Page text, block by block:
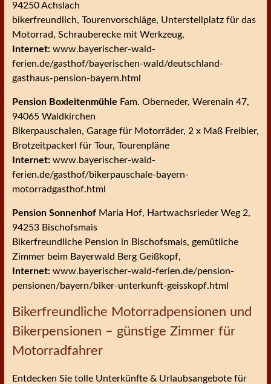
94250 Achslach
bikerfreundlich, Tourenvorschläge, Unterstellplatz für das
Motorrad, Schrauberecke mit Werkzeug,
Internet:www.bayerischer-wald-
ferien.de/gasthof/bayerischen-wald/deutschland-
gasthaus-pension-bayern.html
Pension Boxleitenmühle Fam. Oberneder, Werenain 47,
94065 Waldkirchen
Bikerpauschalen, Garage für Motorräder, 2 x Maß Freibier,
Brotzeitpackerl für Tour, Tourenpläne
Internet:www.bayerischer-wald-
ferien.de/gasthof/bikerpauschale-bayern-
motorradgasthof.html
Pension SonnenhofMaria Hof, Hartwachsrieder Weg 2,
94253 Bischofsmais
Bikerfreundliche Pension in Bischofsmais, gemütliche
Zimmer beim Bayerwald Berg Geißkopf,
Internet:www.bayerischer-wald-ferien.de/pension-
pensionen/bayern/biker-unterkunft-geisskopf.html
Bikerfreundliche Motorradpensionen und
Bikerpensionen – günstige Zimmer für
Motorradfahrer
Entdecken Sie tolle Unterkünfte & Urlaubsangebote für